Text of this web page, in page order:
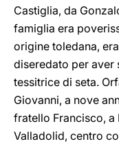
Castiglia, da
famiglia era
origine toledana,
diseredato per aver
tessitrice di seta.
Giovanni, a nove
fratello Francisco, a
Valladolid, centro